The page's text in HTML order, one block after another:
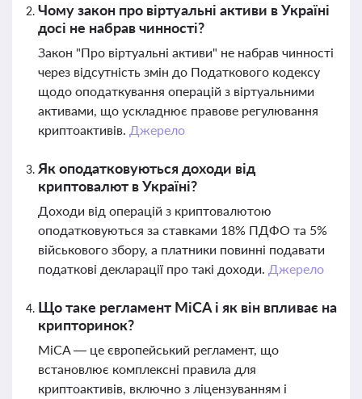
Чому закон про віртуальні активи в Україні
досі не набрав чинності?
Закон "Про віртуальні активи" не набрав чинності
через відсутність змін до Податкового кодексу
щодо оподаткування операцій з віртуальними
активами, що ускладнює правове регулювання
криптоактивів. Джерело
Як оподатковуються доходи від
криптовалют в Україні?
Доходи від операцій з криптовалютою
оподатковуються за ставками 18% ПДФО та 5%
військового збору, а платники повинні подавати
податкові декларації про такі доходи. Джерело
Що таке регламент MiCA і як він впливає на
крипторинок?
MiCA — це європейський регламент, що
встановлює комплексні правила для
криптоактивів, включно з ліцензуванням і